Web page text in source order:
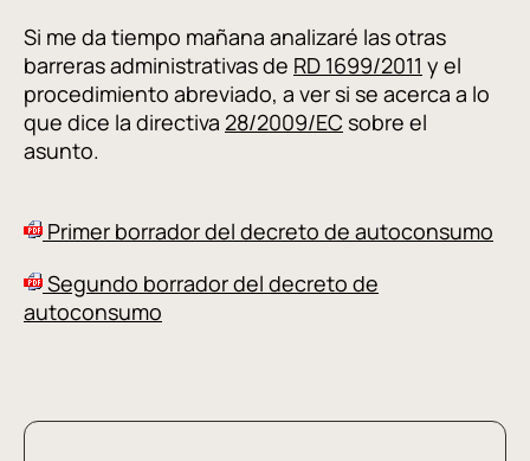
Si me da tiempo mañana analizaré las otras
barreras administrativas de RD 1699/2011 y el
procedimiento abreviado, a ver si se acerca a lo
que dice la directiva 28/2009/EC sobre el
asunto.
Primer borrador del decreto de autoconsumo
Segundo borrador del decreto de
autoconsumo